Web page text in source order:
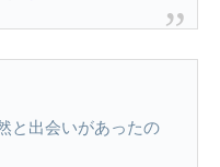
と出会いがあったの